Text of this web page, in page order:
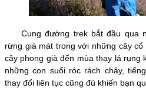
Cung đường trek bắt đầu qua
rừng già mát trong với những cây
cây phong già đến mùa thay lá rụng
những con suối róc rách chảy,
thay đổi liên tục cũng đủ khiến bạn